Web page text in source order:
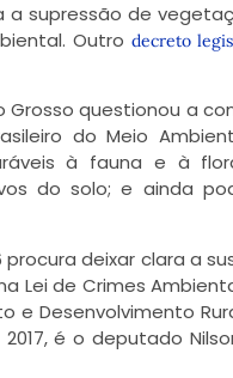
a supressão de
Outro decreto
Grosso questionou a
do Meio
à fauna e à
do solo; e ainda
procura deixar clara a
Lei de Crimes
e Desenvolvimento
é o deputado